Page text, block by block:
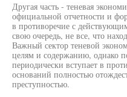
Другая часть - теневая
официальной отчетности и
в противоречие с
свою очередь, не все, что
Важный сектор теневой
целям и содержанию, однако
периодически вступает в
оснований полностью
преступностью.